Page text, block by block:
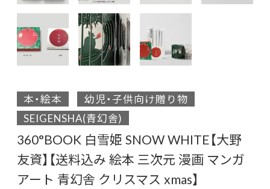
本・絵本
幼児・子供向け贈り物
SEIGENSHA(青幻舎)
360°BOOK 白雪姫 SNOW WHITE【大野
友資】【送料込み 絵本 三次元 漫画 マンガ
アート 青幻舎 クリスマス xmas】